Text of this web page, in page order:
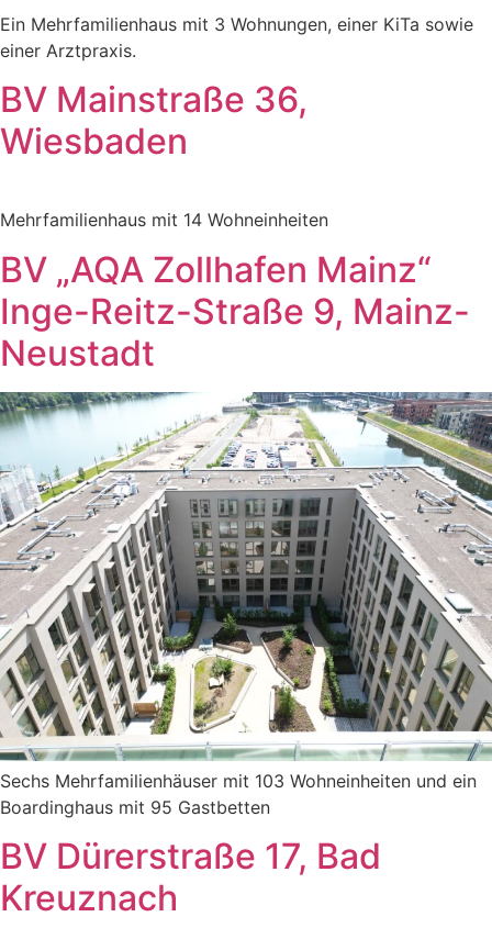
Ein Mehrfamilienhaus mit 3 Wohnungen, einer KiTa sowie
einer Arztpraxis.
BV Mainstraße 36,
Wiesbaden
Mehrfamilienhaus mit 14 Wohneinheiten
BV „AQA Zollhafen Mainz“
Inge-Reitz-Straße 9, Mainz-
Neustadt
Sechs Mehrfamilienhäuser mit 103 Wohneinheiten und ein
Boardinghaus mit 95 Gastbetten
BV Dürerstraße 17, Bad
Kreuznach